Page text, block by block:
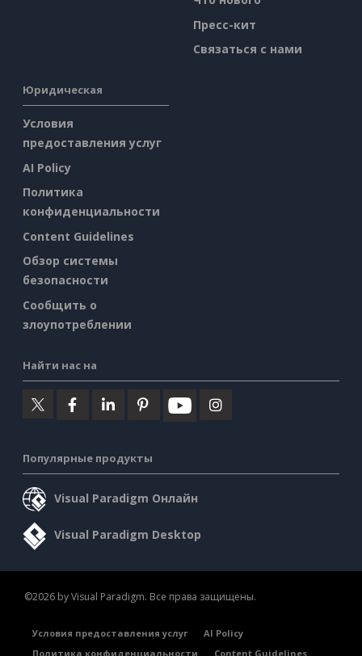
Пресс-кит
Связаться с нами
Юридическая
Условия
предоставления услуг
AI Policy
Политика
конфиденциальности
Content Guidelines
Обзор системы
безопасности
Сообщить о
злоупотреблении
Найти нас на
Популярные продукты
Visual Paradigm Онлайн
Visual Paradigm Desktop
©2026 by Visual Paradigm. Все права защищены.
Условия предоставления услуг
AI Policy
Политика конфиденциальности
Content Guidelines